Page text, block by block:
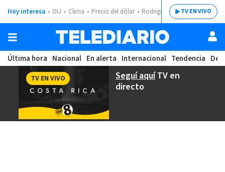
Hoy interesa OIJ Clima Precio del dólar Rodrigo ChavesTV EN VIVO
Última hora Nacional En alerta Internacional Tendencia
Seguí aquíTV en
directo
TV EN VIVO